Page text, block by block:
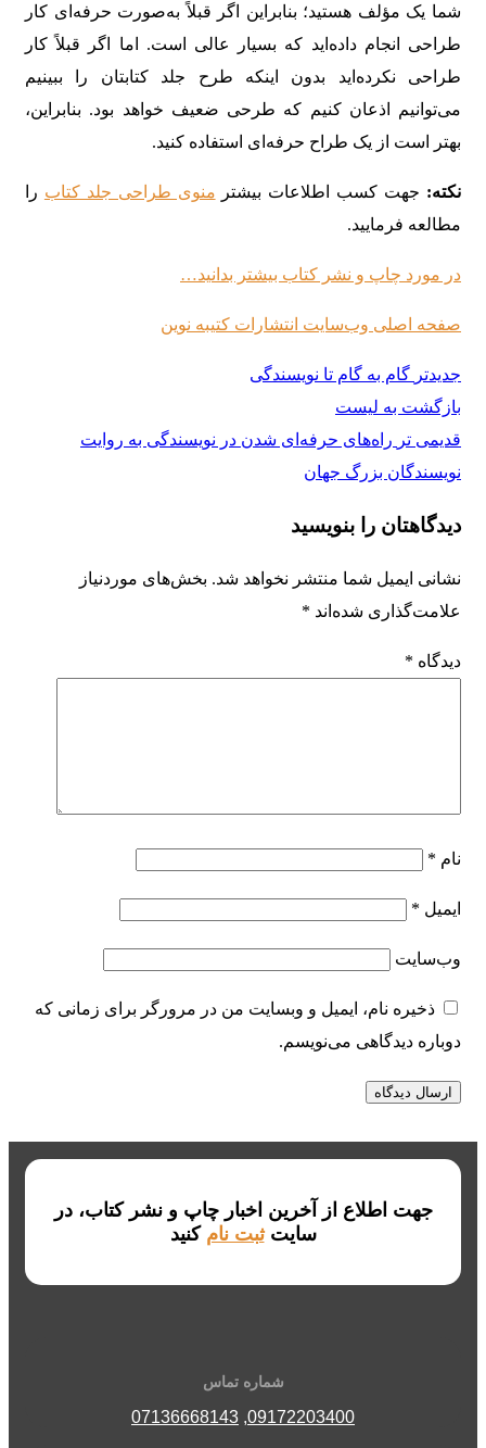
شما یک مؤلف هستید؛ بنابراین اگر قبلاً به‌صورت حرفه‌ای کار
طراحی انجام داده‌اید که بسیار عالی است. اما اگر قبلاً کار
طراحی نکرده‌اید بدون اینکه طرح جلد کتابتان را ببینیم
می‌توانیم اذعان کنیم که طرحی ضعیف خواهد بود. بنابراین،
بهتر است از یک طراح حرفه‌ای استفاده کنید.
نکته: جهت کسب اطلاعات بیشتر منوی طراحی جلد کتاب را
مطالعه فرمایید.
در مورد چاپ و نشر کتاب بیشتر بدانید…
صفحه اصلی وب‌سایت انتشارات کتیبه نوین
جدیدتر گام به گام تا نویسندگی
بازگشت به لیست
قدیمی تر راه‌های حرفه‌ای شدن در نویسندگی به روایت
نویسندگان بزرگ جهان
دیدگاهتان را بنویسید
نشانی ایمیل شما منتشر نخواهد شد. بخش‌های موردنیاز
علامت‌گذاری شده‌اند *
دیدگاه *
نام *
ایمیل *
وب‌سایت
ذخیره نام، ایمیل و وبسایت من در مرورگر برای زمانی که
دوباره دیدگاهی می‌نویسم.
جهت اطلاع از آخرین اخبار چاپ و نشر کتاب، در
سایتثبت نام کنید
شماره تماس
09172203400
,
07136668143